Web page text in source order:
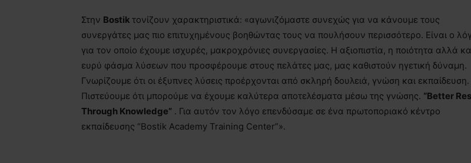
Στην Bostik τονίζουν χαρακτηριστικά: «αγωνιζόμαστε συνεχώς για να κάνουμε τους
συνεργάτες μας πιο επιτυχημένους βοηθώντας τους να πουλήσουν περισσότερο. Είναι ο
για τον οποίο έχουμε ισχυρές, μακροχρόνιες συνεργασίες. Η αξιοπιστία, η ποιότητα αλλά
ευρύ φάσμα λύσεων που προσφέρουμε στους πελάτες μας, μας καθιστούν ηγετική δύναμη.
Γνωρίζουμε ότι οι έξυπνες λύσεις προέρχονται από σκληρή δουλειά, γνώση και εκπαίδευση.
Πιστεύουμε ότι μπορούμε να έχουμε καλύτερα αποτελέσματα μέσω της γνώσης. “Better
Through Knowledge” . Για αυτόν τον λόγο επενδύσαμε σε ένα πρωτοποριακό κέντρο
εκπαίδευσης “Bostik Academy Training Center”».